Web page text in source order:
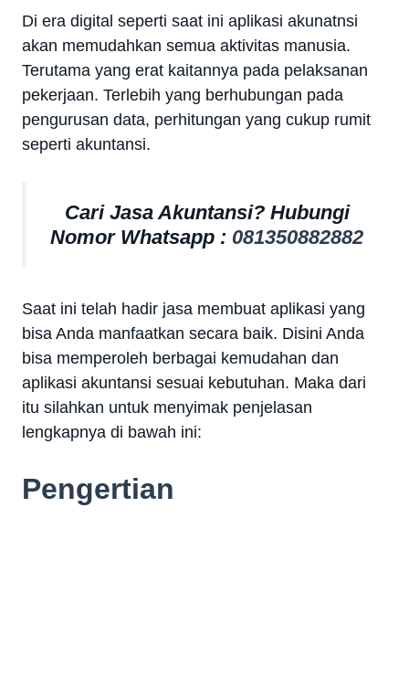
Di era digital seperti saat ini aplikasi akunatnsi
akan memudahkan semua aktivitas manusia.
Terutama yang erat kaitannya pada pelaksanan
pekerjaan. Terlebih yang berhubungan pada
pengurusan data, perhitungan yang cukup rumit
seperti akuntansi.
Cari Jasa Akuntansi? Hubungi
Nomor Whatsapp : 081350882882
Saat ini telah hadir jasa membuat aplikasi yang
bisa Anda manfaatkan secara baik. Disini Anda
bisa memperoleh berbagai kemudahan dan
aplikasi akuntansi sesuai kebutuhan. Maka dari
itu silahkan untuk menyimak penjelasan
lengkapnya di bawah ini:
Pengertian